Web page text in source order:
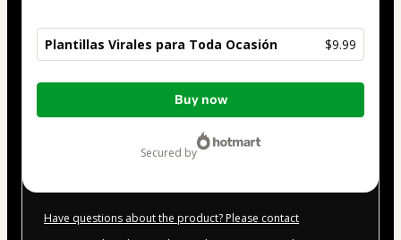
Plantillas Virales para Toda Ocasión $9.99
Total
Buy now
secured by
Have questions about the product? Please contact